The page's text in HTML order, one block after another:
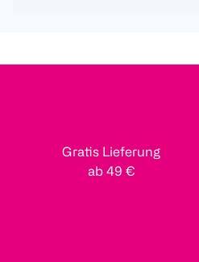
Gratis Lieferung
ab 49 €